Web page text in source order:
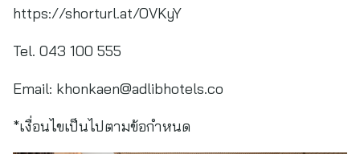
https://shorturl.at/OVKyY
Tel. 043 100 555
Email: khonkaen@adlibhotels.co
*เงื่อนไขเป็นไปตามข้อกำหนด